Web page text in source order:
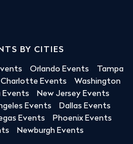
BY CITIES
Orlando Events
Tampa
Charlotte Events
Washington
Events
New Jersey Events
Events
Dallas Events
Events
Phoenix Events
Newburgh Events